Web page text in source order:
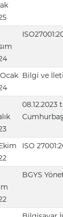
Bilgi ve
08.12.2023
ISO
BGYS